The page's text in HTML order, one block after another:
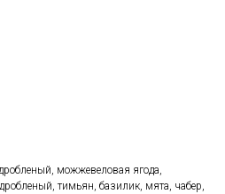
можжевеловая ягода,
тимьян, базилик, мята, чабер,